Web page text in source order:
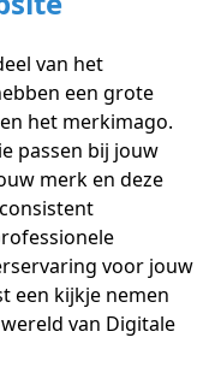
van het
een grote
het merkimago.
passen bij jouw
merk en deze
voor jouw
een kijkje nemen
van Digitale